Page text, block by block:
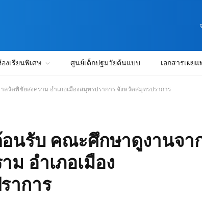
งเรียนพิเศษ ศูนย์เด็กปฐมวัยต้นแบบ เอกสารเผย
วัดพิชัยสงคราม อำเภอเมืองสมุทรปราการ จังหวัดสมุทรปราการ
นรับ คณะศึกษาดูงานจา
ม อำเภอเมือง
าการ